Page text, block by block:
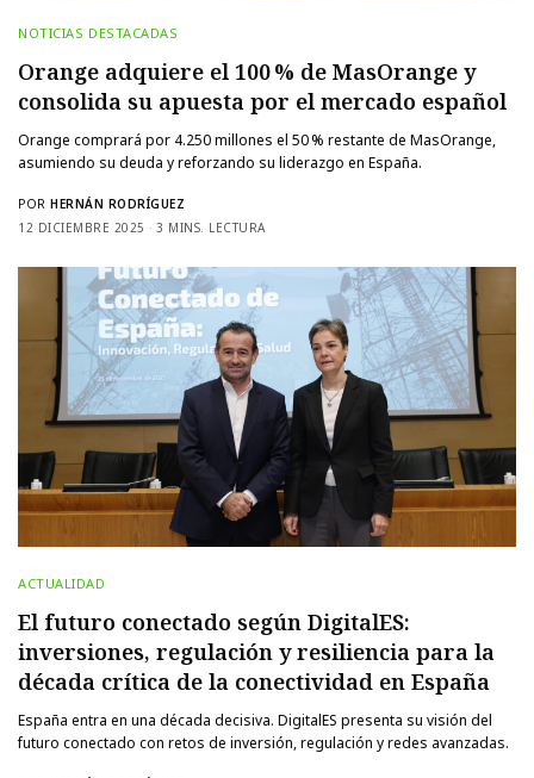
NOTICIAS DESTACADAS
Orange adquiere el 100 % de MasOrange y
consolida su apuesta por el mercado español
Orange comprará por 4.250 millones el 50 % restante de MasOrange,
asumiendo su deuda y reforzando su liderazgo en España.
POR HERNÁN RODRÍGUEZ
12 DICIEMBRE 2025
3 MINS. LECTURA
ACTUALIDAD
El futuro conectado según DigitalES:
inversiones, regulación y resiliencia para la
década crítica de la conectividad en España
España entra en una década decisiva. DigitalES presenta su visión del
futuro conectado con retos de inversión, regulación y redes avanzadas.